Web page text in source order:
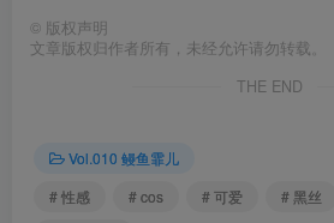
© 版权声明
文章版权归作者所有，未经允许请勿转载。
THE END
Vol.010 鳗鱼霏儿
# 性感
# cos # 可爱 # 黑丝